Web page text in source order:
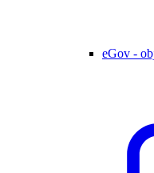
eGov -